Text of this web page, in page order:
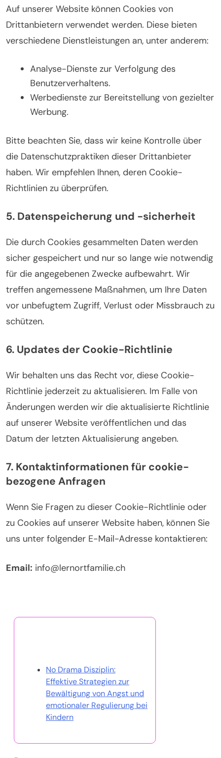
Auf unserer Website können Cookies von
Drittanbietern verwendet werden. Diese bieten
verschiedene Dienstleistungen an, unter anderem:
Analyse-Dienste zur Verfolgung des
Benutzerverhaltens.
Werbedienste zur Bereitstellung von gezielter
Werbung.
Bitte beachten Sie, dass wir keine Kontrolle über
die Datenschutzpraktiken dieser Drittanbieter
haben. Wir empfehlen Ihnen, deren Cookie-
Richtlinien zu überprüfen.
5. Datenspeicherung und -sicherheit
Die durch Cookies gesammelten Daten werden
sicher gespeichert und nur so lange wie notwendig
für die angegebenen Zwecke aufbewahrt. Wir
treffen angemessene Maßnahmen, um Ihre Daten
vor unbefugtem Zugriff, Verlust oder Missbrauch zu
schützen.
6. Updates der Cookie-Richtlinie
Wir behalten uns das Recht vor, diese Cookie-
Richtlinie jederzeit zu aktualisieren. Im Falle von
Änderungen werden wir die aktualisierte Richtlinie
auf unserer Website veröffentlichen und das
Datum der letzten Aktualisierung angeben.
7. Kontaktinformationen für cookie-
bezogene Anfragen
Wenn Sie Fragen zu dieser Cookie-Richtlinie oder
zu Cookies auf unserer Website haben, können Sie
uns unter folgender E-Mail-Adresse kontaktieren:
Email: info@lernortfamilie.ch
No Drama Disziplin:
Effektive Strategien zur
Bewältigung von Angst und
emotionaler Regulierung bei
Kindern